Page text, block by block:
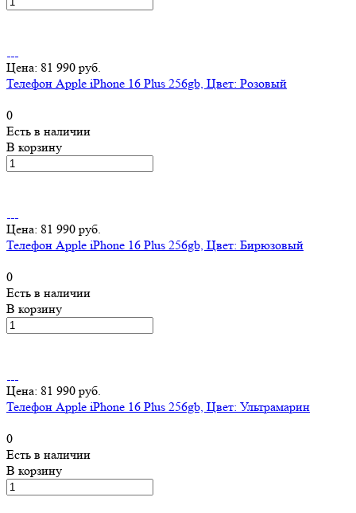
Цена: 81 990 руб.
Телефон Apple iPhone 16 Plus 256gb, Цвет: Розовый
0
Есть в наличии
В корзину
Цена: 81 990 руб.
Телефон Apple iPhone 16 Plus 256gb, Цвет: Бирюзовый
0
Есть в наличии
В корзину
Цена: 81 990 руб.
Телефон Apple iPhone 16 Plus 256gb, Цвет: Ультрамарин
0
Есть в наличии
В корзину